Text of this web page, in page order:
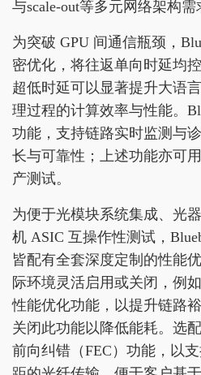
与scale-out等多元网络架构需
为突破 GPU 间通信瓶颈，
密优化，将往返单向时延均
超低时延可以显著提升大语
理过程的计算效率与性能。
功能，支持链路实时监测与
长与可靠性；上述功能亦可
产测试。
为便于光模块系统集成、光
机 ASIC 互操作性测试，
皆配有全套深度定制的性能
际环境灵活启用或关闭，例
性能优化功能，以提升链路
关闭此功能以降低能耗。选
前向纠错（FEC）功能，以